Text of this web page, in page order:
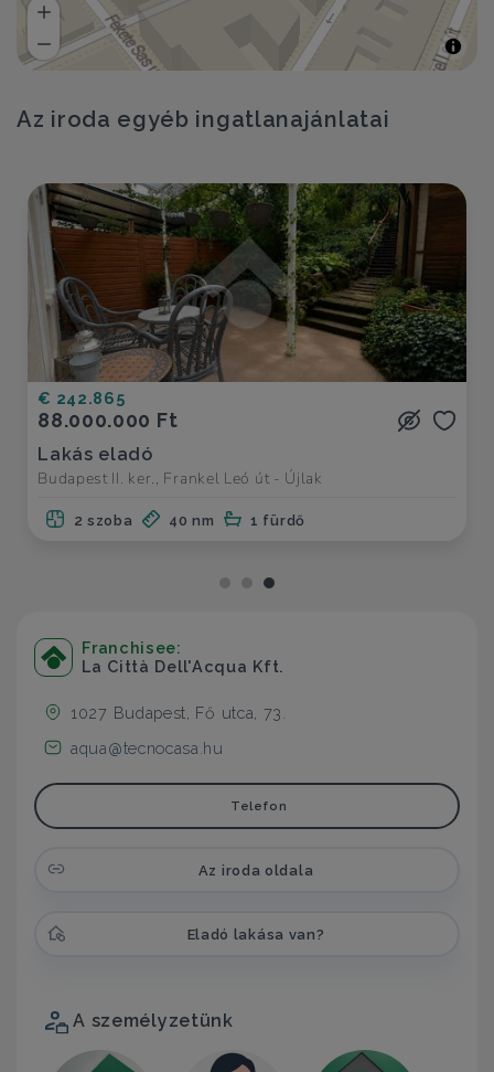
Az iroda egyéb ingatlanajánlatai
€ 242.865
88.000.000 Ft
Lakás eladó
Budapest II. ker., Frankel Leó út - Újlak
2 szoba 40 nm 1 fürdő
Franchisee:
La Città Dell'Acqua Kft.
1027 Budapest, Fő utca, 73.
aqua@tecnocasa.hu
Telefon
Az iroda oldala
Eladó lakása van?
A személyzetünk